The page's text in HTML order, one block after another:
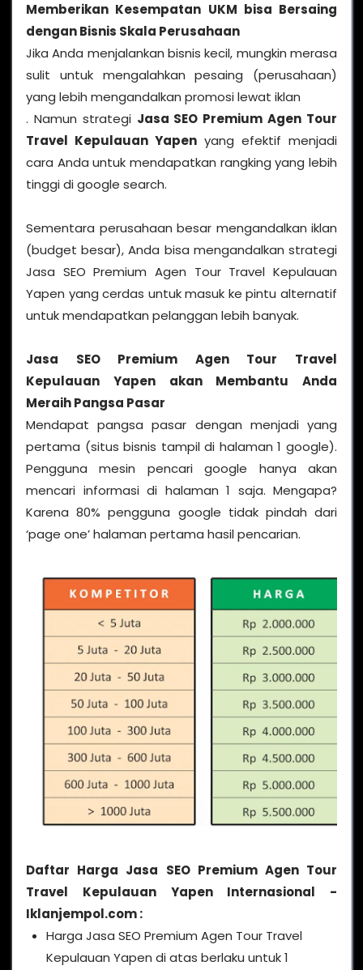
Memberikan Kesempatan UKM bisa Bersaing
dengan Bisnis Skala Perusahaan
Jika Anda menjalankan bisnis kecil, mungkin merasa
sulit untuk mengalahkan pesaing (perusahaan)
yang lebih mengandalkan promosi lewat iklan
. Namun strategi Jasa SEO Premium Agen Tour
Travel Kepulauan Yapen yang efektif menjadi
cara Anda untuk mendapatkan rangking yang lebih
tinggi di google search.
Sementara perusahaan besar mengandalkan iklan
(budget besar), Anda bisa mengandalkan strategi
Jasa SEO Premium Agen Tour Travel Kepulauan
Yapen yang cerdas untuk masuk ke pintu alternatif
untuk mendapatkan pelanggan lebih banyak.
Jasa SEO Premium Agen Tour Travel
Kepulauan Yapenakan Membantu Anda
Meraih Pangsa Pasar
Mendapat pangsa pasar dengan menjadi yang
pertama (situs bisnis tampil di halaman 1 google).
Pengguna mesin pencari google hanya akan
mencari informasi di halaman 1 saja. Mengapa?
Karena 80% pengguna google tidak pindah dari
‘page one’ halaman pertama hasil pencarian.
Daftar Harga Jasa SEO Premium Agen Tour
Travel Kepulauan Yapen Internasional -
Iklanjempol.com :
Harga Jasa SEO Premium Agen Tour Travel
Kepulauan Yapen di atas berlaku untuk 1